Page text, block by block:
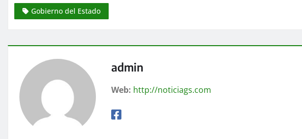
Gobierno del Estado
admin
Web: http://noticiags.com